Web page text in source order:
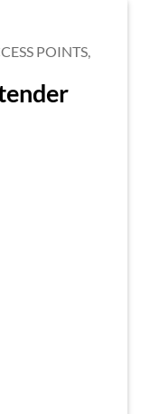
POINTS,